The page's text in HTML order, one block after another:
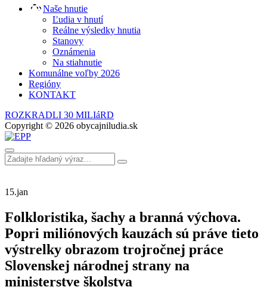
Naše hnutie
Ľudia v hnutí
Reálne výsledky hnutia
Stanovy
Oznámenia
Na stiahnutie
Komunálne voľby 2026
Regióny
KONTAKT
ROZKRADLI 30 MILIáRD
Copyright © 2026 obycajniludia.sk
15.jan
Folkloristika, šachy a branná výchova.
Popri miliónových kauzách sú práve tieto
výstrelky obrazom trojročnej práce
Slovenskej národnej strany na
ministerstve školstva